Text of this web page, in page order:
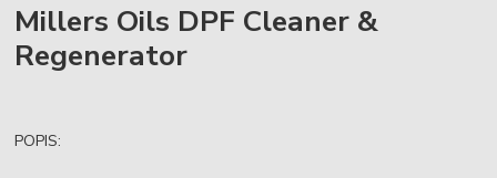
Millers Oils DPF Cleaner &
Regenerator
POPIS: